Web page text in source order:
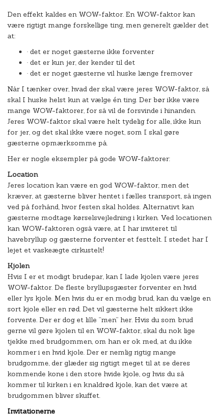
Den effekt kaldes en WOW-faktor. En WOW-faktor kan
være rigtigt mange forskellige ting, men generelt gælder det
at:
· det er noget gæsterne ikke forventer
· det er kun jer, der kender til det
· det er noget gæsterne vil huske længe fremover
Når I tænker over, hvad der skal være jeres WOW-faktor, så
skal I huske helst kun at vælge én ting. Der bør ikke være
mange WOW-faktorer, for så vil de forsvinde i hinanden.
Jeres WOW-faktor skal være helt tydelig for alle, ikke kun
for jer, og det skal ikke være noget, som I skal gøre
gæsterne opmærksomme på.
Her er nogle eksempler på gode WOW-faktorer:
Location
Jeres location kan være en god WOW-faktor, men det
kræver, at gæsterne bliver hentet i fælles transport, så ingen
ved på forhånd, hvor festen skal holdes. Alternativt kan
gæsterne modtage kørselsvejledning i kirken. Ved locationen
kan WOW-faktoren også være, at I har inviteret til
havebryllup og gæsterne forventer et festtelt. I stedet har I
lejet et vaskeægte cirkustelt!
Kjolen
Hvis I er et modigt brudepar, kan I lade kjolen være jeres
WOW-faktor. De fleste bryllupsgæster forventer en hvid
eller lys kjole. Men hvis du er en modig brud, kan du vælge en
sort kjole eller en rød. Det vil gæsterne helt sikkert ikke
forvente. Der er dog et lille ”men” her. Hvis du som brud
gerne vil gøre kjolen til en WOW-faktor, skal du nok lige
tjekke med brudgommen, om han er ok med, at du ikke
kommer i en hvid kjole. Der er nemlig rigtig mange
brudgomme, der glæder sig rigtigt meget til at se deres
kommende kone i den store hvide kjole, og hvis du så
kommer til kirken i en knaldrød kjole, kan det være at
brudgommen bliver skuffet.
Invitationerne